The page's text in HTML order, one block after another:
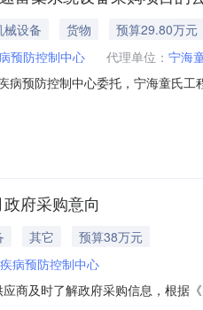
械设备 货物
预算29.80万元
预防控制中心 代理单位： 宁海
病预防控制中心委托，宁海童氏
标文件三、合格供应商的资格
府采购意向
其它
预算38万元
病预防控制中心
商及时了解政府采购信息，根据